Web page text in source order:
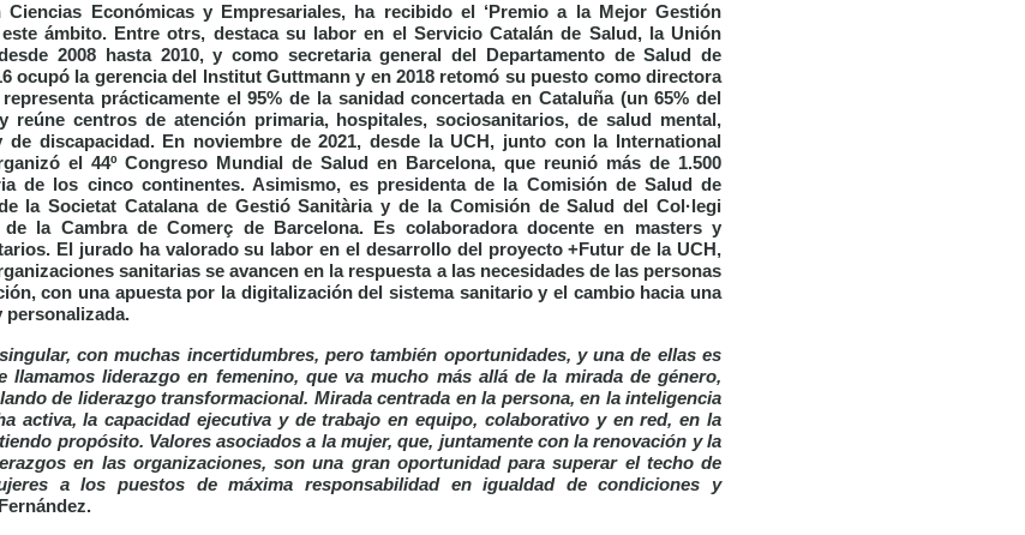
Ciencias Económicas y Empresariales, ha recibido el ‘Premio a la Mejor Gestión
ámbito. Entre otrs, destaca su labor en el Servicio Catalán de Salud, la Unión
2008 hasta 2010, y como secretaria general del Departamento de Salud de
ocupó la gerencia del Institut Guttmann y en 2018 retomó su puesto como directora
prácticamente el 95% de la sanidad concertada en Cataluña (un 65% del
reúne centros de atención primaria, hospitales, sociosanitarios, de salud mental,
discapacidad. En noviembre de 2021, desde la UCH, junto con la International
el 44º Congreso Mundial de Salud en Barcelona, que reunió más de 1.500
de los cinco continentes. Asimismo, es presidenta de la Comisión de Salud de
la Societat Catalana de Gestió Sanitària y de la Comisión de Salud del Col·legi
de la Cambra de Comerç de Barcelona. Es colaboradora docente en masters y
El jurado ha valorado su labor en el desarrollo del proyecto +Futur de la UCH,
sanitarias se avancen en la respuesta a las necesidades de las personas
con una apuesta por la digitalización del sistema sanitario y el cambio hacia una
personalizada.
con muchas incertidumbres, pero también oportunidades, y una de ellas es
liderazgo en femenino, que va mucho más allá de la mirada de género,
de liderazgo transformacional. Mirada centrada en la persona, en la inteligencia
activa, la capacidad ejecutiva y de trabajo en equipo, colaborativo y en red, en la
propósito. Valores asociados a la mujer, que, juntamente con la renovación y la
en las organizaciones, son una gran oportunidad para superar el techo de
a los puestos de máxima responsabilidad en igualdad de condiciones y